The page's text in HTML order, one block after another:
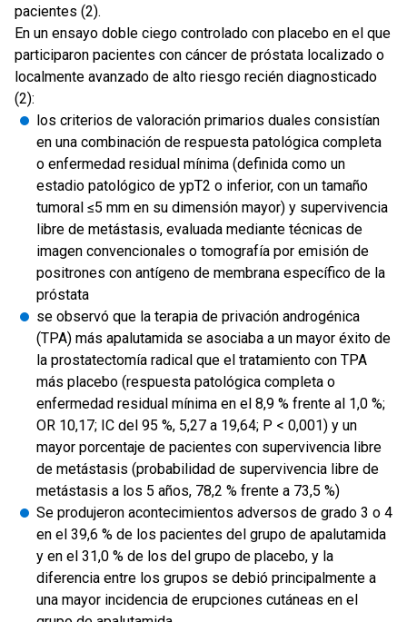
pacientes (2).
En un ensayo doble ciego controlado con placebo en el que
participaron pacientes con cáncer de próstata localizado o
localmente avanzado de alto riesgo recién diagnosticado
(2):
los criterios de valoración primarios duales consistían
en una combinación de respuesta patológica completa
o enfermedad residual mínima (definida como un
estadio patológico de ypT2 o inferior, con un tamaño
tumoral ≤5 mm en su dimensión mayor) y supervivencia
libre de metástasis, evaluada mediante técnicas de
imagen convencionales o tomografía por emisión de
positrones con antígeno de membrana específico de la
próstata
se observó que la terapia de privación androgénica
(TPA) más apalutamida se asociaba a un mayor éxito de
la prostatectomía radical que el tratamiento con TPA
más placebo (respuesta patológica completa o
enfermedad residual mínima en el 8,9 % frente al 1,0 %;
OR 10,17; IC del 95 %, 5,27 a 19,64; P < 0,001) y un
mayor porcentaje de pacientes con supervivencia libre
de metástasis (probabilidad de supervivencia libre de
metástasis a los 5 años, 78,2 % frente a 73,5 %)
Se produjeron acontecimientos adversos de grado 3 o 4
en el 39,6 % de los pacientes del grupo de apalutamida
y en el 31,0 % de los del grupo de placebo, y la
diferencia entre los grupos se debió principalmente a
una mayor incidencia de erupciones cutáneas en el